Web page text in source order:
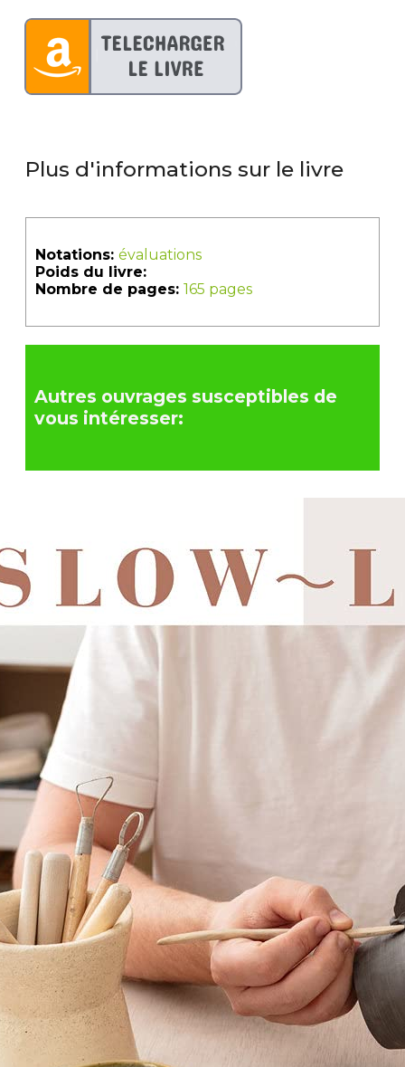
Plus d'informations sur le livre
Notations: évaluations
Poids du livre:
Nombre de pages: 165 pages
Autres ouvrages susceptibles de
vous intéresser: